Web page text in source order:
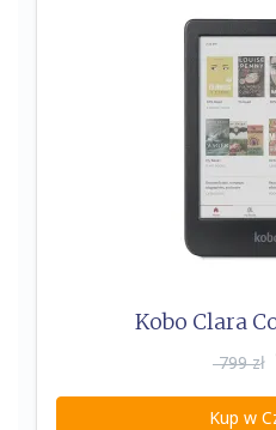
Kobo Clara
799 zł
Kup w